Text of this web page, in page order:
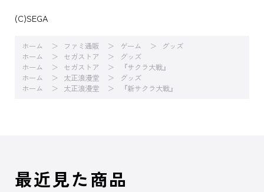
(C)SEGA
ホーム ファミ通販 ゲーム
グッズ
ホーム
セガストア
グッズ
ホーム
セガストア
『サクラ大戦』
ホーム
太正浪漫堂
グッズ
ホーム
太正浪漫堂 『新サクラ大戦』
最近見た商品